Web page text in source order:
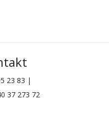
23 83 |
37 273 72